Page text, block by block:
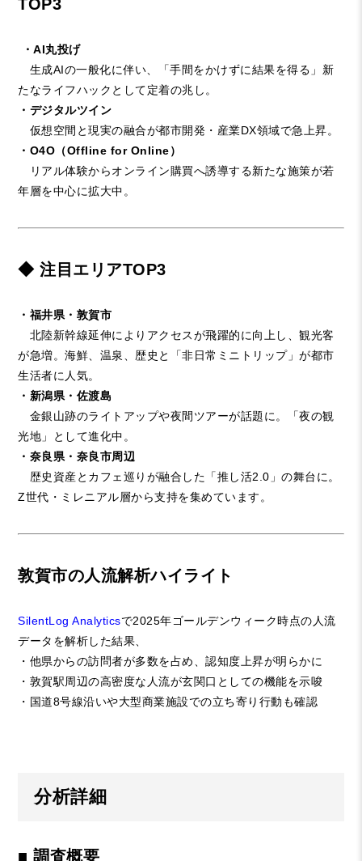
TOP3
・AI丸投げ
生成AIの一般化に伴い、「手間をかけずに結果を得る」新
たなライフハックとして定着の兆し。
・デジタルツイン
仮想空間と現実の融合が都市開発・産業DX領域で急上昇。
・O4O（Offline for Online）
リアル体験からオンライン購買へ誘導する新たな施策が若
年層を中心に拡大中。
◆ 注目エリアTOP3
・福井県・敦賀市
北陸新幹線延伸によりアクセスが飛躍的に向上し、観光客
が急増。海鮮、温泉、歴史と「非日常ミニトリップ」が都市
生活者に人気。
・新潟県・佐渡島
金銀山跡のライトアップや夜間ツアーが話題に。「夜の観
光地」として進化中。
・奈良県・奈良市周辺
歴史資産とカフェ巡りが融合した「推し活2.0」の舞台に。
Z世代・ミレニアル層から支持を集めています。
敦賀市の人流解析ハイライト
SilentLog Analyticsで2025年ゴールデンウィーク時点の人流
データを解析した結果、
・他県からの訪問者が多数を占め、認知度上昇が明らかに
・敦賀駅周辺の高密度な人流が玄関口としての機能を示唆
・国道8号線沿いや大型商業施設での立ち寄り行動も確認
分析詳細
■ 調査概要